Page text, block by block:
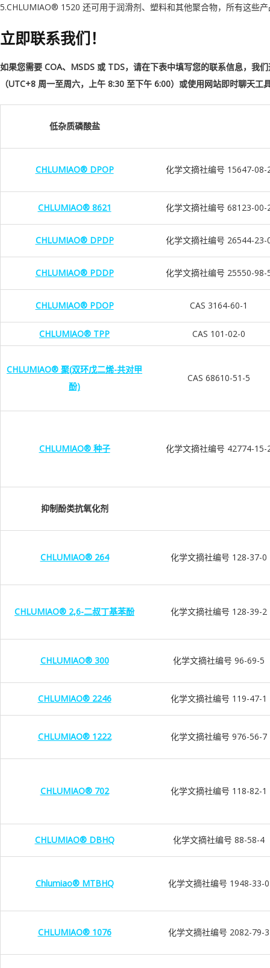
5.CHLUMIAO® 1520 还可用于润滑剂、塑料和其他聚合物，所有这些
立即联系我们！
如果您需要 COA、MSDS 或 TDS，请在下表中填写您的联系信息，我
（UTC+8 周一至周六，上午 8:30 至下午 6:00）或使用网站即时聊天工
低杂质磷酸盐
CHLUMIAO® DPOP 化学文摘社编号 15647-08-
CHLUMIAO® 8621 化学文摘社编号 68123-00-
CHLUMIAO® DPDP 化学文摘社编号 26544-23-
CHLUMIAO® PDDP 化学文摘社编号 25550-98-
CHLUMIAO® PDOP CAS 3164-60-1
CHLUMIAO® TPP CAS 101-02-0
CHLUMIAO® 聚(双环戊二烯-共对甲
酚)
CAS 68610-51-5
CHLUMIAO® 种子 化学文摘社编号 42774-15-
抑制酚类抗氧化剂
CHLUMIAO® 264 化学文摘社编号 128-37-0
CHLUMIAO® 2,6-二叔丁基苯酚 化学文摘社编号 128-39-2
CHLUMIAO® 300 化学文摘社编号 96-69-5
CHLUMIAO® 2246 化学文摘社编号 119-47-1
CHLUMIAO® 1222 化学文摘社编号 976-56-7
CHLUMIAO® 702 化学文摘社编号 118-82-1
CHLUMIAO® DBHQ 化学文摘社编号 88-58-4
Chlumiao® MTBHQ 化学文摘社编号 1948-33-0
CHLUMIAO® 1076 化学文摘社编号 2082-79-3